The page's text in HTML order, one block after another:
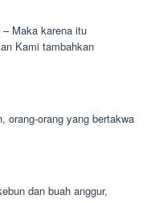
– Maka karena itu
Kami tambahkan
orang-orang yang bertakwa
dan buah anggur,